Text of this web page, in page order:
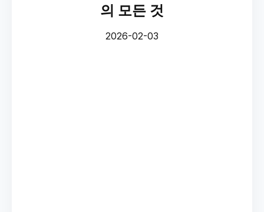
의 모든 것
2026-02-03